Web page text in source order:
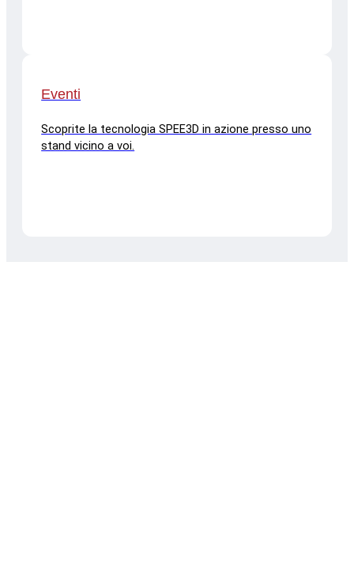
Eventi
Scoprite la tecnologia SPEE3D in azione presso uno
stand vicino a voi.